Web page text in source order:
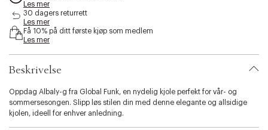
i
i
t
v
r
i
a
g
n
Les mer
30 dagers returrett
Les mer
Få 10% på ditt første kjøp som medlem
Les mer
Beskrivelse
Oppdag Albaly-g fra Global Funk, en nydelig kjole perfekt for vår- og
sommersesongen. Slipp løs stilen din med denne elegante og allsidige
kjolen, ideell for enhver anledning.